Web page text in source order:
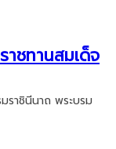
ชทานสมเด็จ
ราชินีนาถ พระบรม